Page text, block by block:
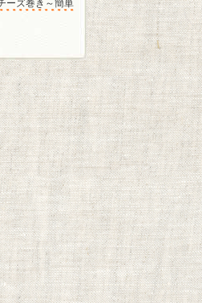
ーズ巻き～簡単